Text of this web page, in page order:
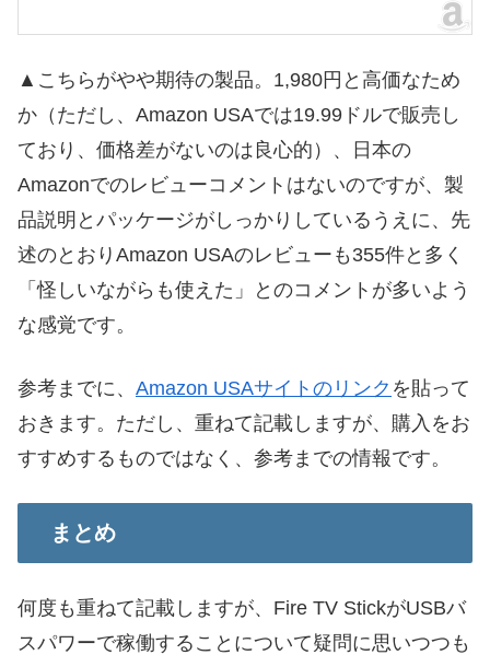
▲こちらがやや期待の製品。1,980円と高価なため
か（ただし、Amazon USAでは19.99ドルで販売し
ており、価格差がないのは良心的）、日本の
Amazonでのレビューコメントはないのですが、製
品説明とパッケージがしっかりしているうえに、先
述のとおりAmazon USAのレビューも355件と多く
「怪しいながらも使えた」とのコメントが多いよう
な感覚です。
参考までに、 Amazon USAサイトのリンク を貼って
おきます。ただし、重ねて記載しますが、購入をお
すすめするものではなく、参考までの情報です。
まとめ
何度も重ねて記載しますが、Fire TV StickがUSBバ
スパワーで稼働することについて疑問に思いつつも